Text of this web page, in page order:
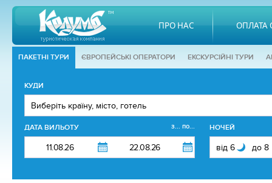
ПРО НАС ОПЛАТА
ПАКЕТНІ ТУРИ ЄВРОПЕЙСЬКІ ОПЕРАТОРИ EКСКУРСІЙНІ ТУРИ
КУДИ
ДАТА ВИЛЬОТУ з... по... НОЧЕЙ